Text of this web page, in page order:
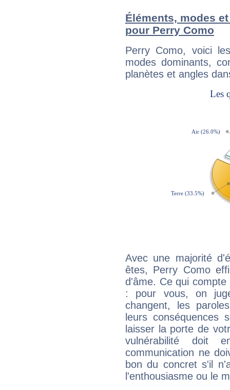
Éléments, modes
pour Perry Como
Perry Como, voici
modes dominants,
planètes et angles
Avec une majorité
êtes, Perry Como
d'âme. Ce qui
: pour vous, on
changent, les
leurs conséquences
laisser la porte de
vulnérabilité doit
communication ne
bon du concret s'il
l'enthousiasme ou le